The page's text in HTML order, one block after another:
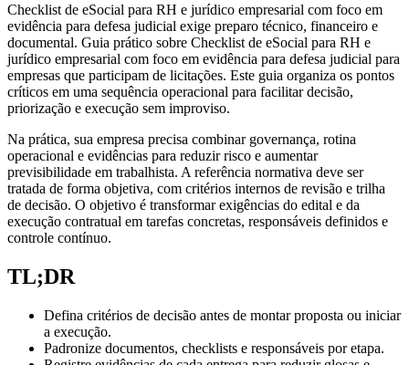
Checklist de eSocial para RH e jurídico empresarial com foco em
evidência para defesa judicial exige preparo técnico, financeiro e
documental. Guia prático sobre Checklist de eSocial para RH e
jurídico empresarial com foco em evidência para defesa judicial para
empresas que participam de licitações. Este guia organiza os pontos
críticos em uma sequência operacional para facilitar decisão,
priorização e execução sem improviso.
Na prática, sua empresa precisa combinar governança, rotina
operacional e evidências para reduzir risco e aumentar
previsibilidade em trabalhista. A referência normativa deve ser
tratada de forma objetiva, com critérios internos de revisão e trilha
de decisão. O objetivo é transformar exigências do edital e da
execução contratual em tarefas concretas, responsáveis definidos e
controle contínuo.
TL;DR
Defina critérios de decisão antes de montar proposta ou iniciar
a execução.
Padronize documentos, checklists e responsáveis por etapa.